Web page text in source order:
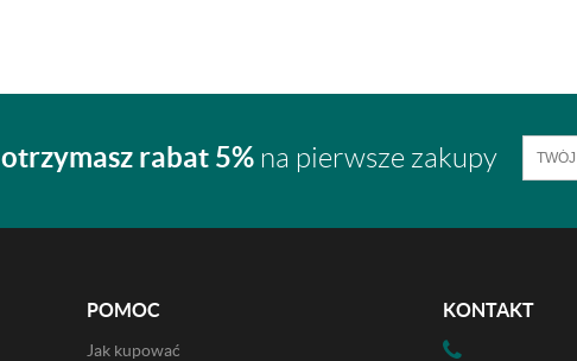
otrzymasz rabat 5% na pierwsze zakupy
POMOC
Jak kupować
KONTAKT